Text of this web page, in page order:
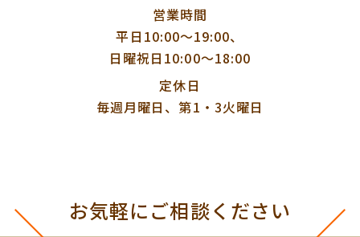
営業時間
平日10:00〜19:00、
日曜祝日10:00〜18:00
定休日
毎週月曜日、第1・3火曜日
お気軽にご相談ください